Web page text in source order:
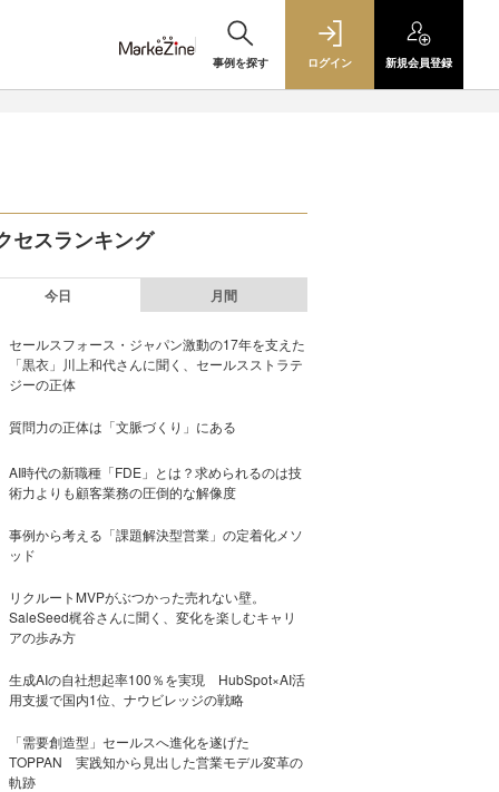
事例を探す ログイン 新規会員登録
セスランキング
今日 月間
セールスフォース・ジャパン激動の17年を支えた
「黒衣」川上和代さんに聞く、セールスストラテ
ジーの正体
質問力の正体は「文脈づくり」にある
AI時代の新職種「FDE」とは？求められるのは技
術力よりも顧客業務の圧倒的な解像度
事例から考える「課題解決型営業」の定着化メソ
ッド
リクルートMVPがぶつかった売れない壁。
SaleSeed梶谷さんに聞く、変化を楽しむキャリ
アの歩み方
生成AIの自社想起率100％を実現 HubSpot×AI活
用支援で国内1位、ナウビレッジの戦略
「需要創造型」セールスへ進化を遂げた
TOPPAN 実践知から見出した営業モデル変革の
軌跡